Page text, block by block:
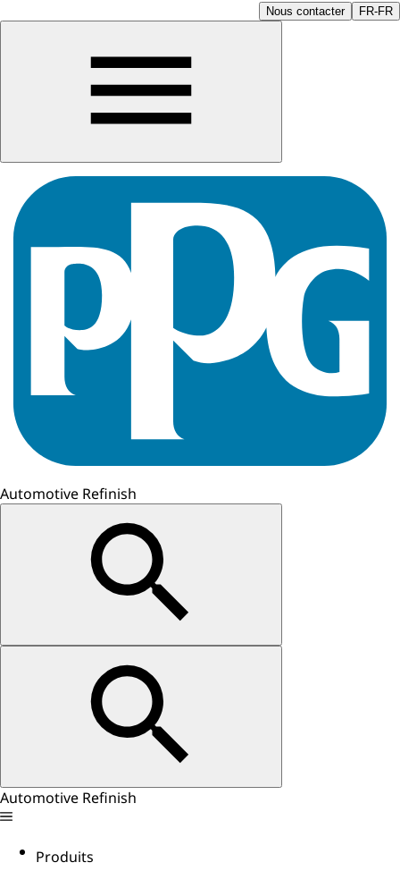
Nous contacter FR-FR
Automotive Refinish
Automotive Refinish
Produits